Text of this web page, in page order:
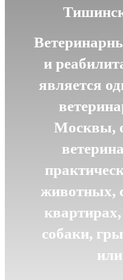
и
является
Москвы,
животных,
собаки,